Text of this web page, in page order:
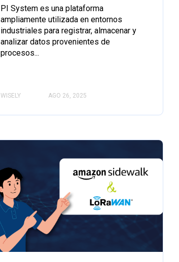
PI System es una plataforma
ampliamente utilizada en entornos
industriales para registrar, almacenar y
analizar datos provenientes de
procesos...
WISELY AGO 26, 2025